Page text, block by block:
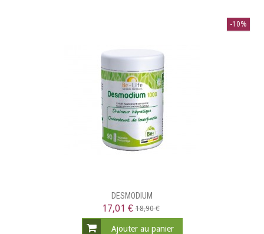
-10%
DESMODIUM
17,01 €18,90 €
Ajouter au panier